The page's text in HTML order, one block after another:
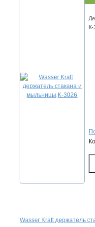
Wasser Kraft держатель